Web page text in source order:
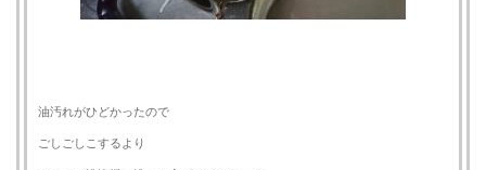
油汚れがひどかったので
ごしごしこするより